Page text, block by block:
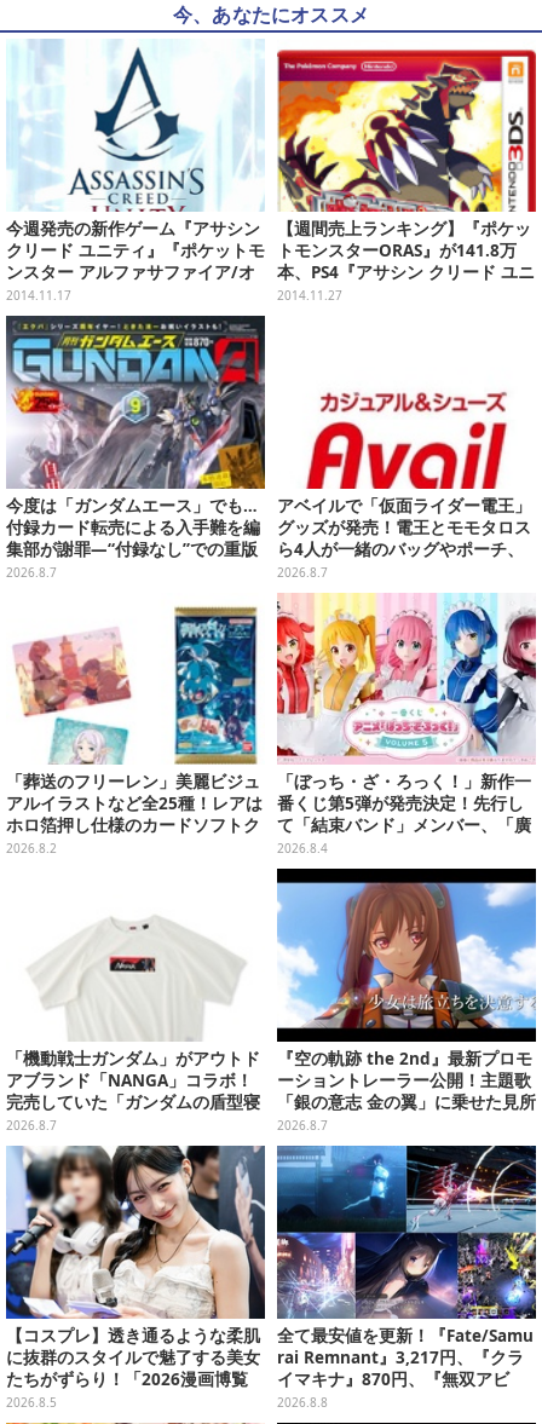
今、あなたにオススメ
今週発売の新作ゲーム『アサシン
クリード ユニティ』『ポケットモ
ンスター アルファサファイア/オ
メガルビー』他
2014.11.17
【週間売上ランキング】『ポケッ
トモンスターORAS』が141.8万
本、PS4『アサシン クリード ユニ
ティ』3.6万本ほか(11/17～11/2
2014.11.27
今度は「ガンダムエース」でも…
付録カード転売による入手難を編
集部が謝罪―“付録なし”での重版
対応を進行中
2026.8.7
アベイルで「仮面ライダー電王」
グッズが発売！電王とモモタロス
ら4人が一緒のバッグやポーチ、
収納ボックスも
2026.8.7
「葬送のフリーレン」美麗ビジュ
アルイラストなど全25種！レアは
ホロ箔押し仕様のカードソフトク
ッキー
2026.8.2
「ぼっち・ざ・ろっく！」新作一
番くじ第5弾が発売決定！先行し
て「結束バンド」メンバー、「廣
井きくり」のメイド衣装フィギュ
アを公開
2026.8.4
「機動戦士ガンダム」がアウトド
アブランド「NANGA」コラボ！
完売していた「ガンダムの盾型寝
袋」も2次受注開始
2026.8.7
『空の軌跡 the 2nd』最新プロモ
ーショントレーラー公開！主題歌
「銀の意志 金の翼」に乗せた見所
満載の映像に
2026.8.7
【コスプレ】透き通るような柔肌
に抜群のスタイルで魅了する美女
たちがずらり！「2026漫画博覧
会」美麗コンパニオンまとめ【画
2026.8.5
全て最安値を更新！『Fate/Samu
rai Remnant』3,217円、『クラ
イマキナ』870円、『無双アビ
ス』1,188円、『星空鉄道とシロ
2026.8.8